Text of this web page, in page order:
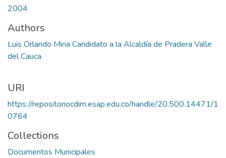
2004
Authors
Luis Orlando Mina Candidato a la Alcaldía de Pradera Valle
del Cauca
URI
https://repositoriocdim.esap.edu.co/handle/20.500.14471/1
0764
Collections
Documentos Municipales